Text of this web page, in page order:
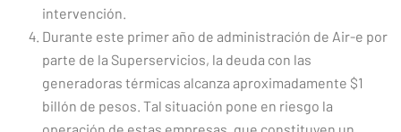
intervención.
Durante este primer año de administración de Air-e por
parte de la Superservicios, la deuda con las
generadoras térmicas alcanza aproximadamente $1
billón de pesos. Tal situación pone en riesgo la